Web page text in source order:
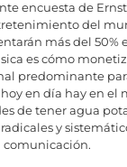
encuesta de
del
más del 50%
es cómo
predominante
en día hay en el
de tener agua
y